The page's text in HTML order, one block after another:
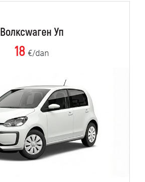
Волксwаген Уп
18 €/dan